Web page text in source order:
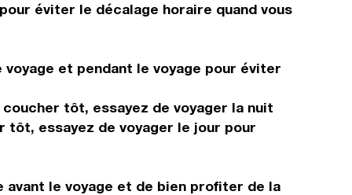
éviter le décalage horaire quand vous
et pendant le voyage pour éviter
tôt, essayez de voyager la nuit
tôt, essayez de voyager le jour pour
le voyage et de bien profiter de la